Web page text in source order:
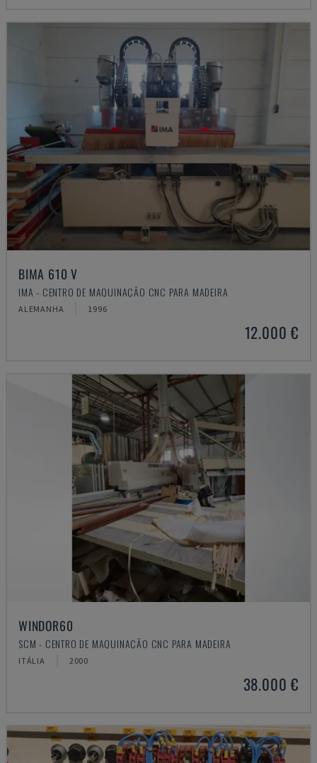
BIMA 610 V
IMA - CENTRO DE MAQUINAÇÃO CNC PARA MADEIRA
ALEMANHA 1996
12.000 €
WINDOR60
SCM - CENTRO DE MAQUINAÇÃO CNC PARA MADEIRA
ITÁLIA 2000
38.000 €